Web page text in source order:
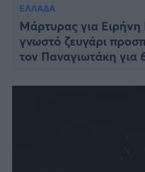
ΕΛΛΑΔΑ
Μάρτυρας για
γνωστό ζευγάρι
τον Παναγιωτάκη